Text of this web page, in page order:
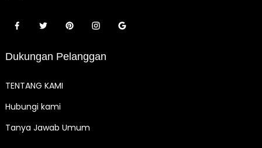
Dukungan Pelanggan
TENTANG KAMI
Hubungi kami
Tanya Jawab Umum